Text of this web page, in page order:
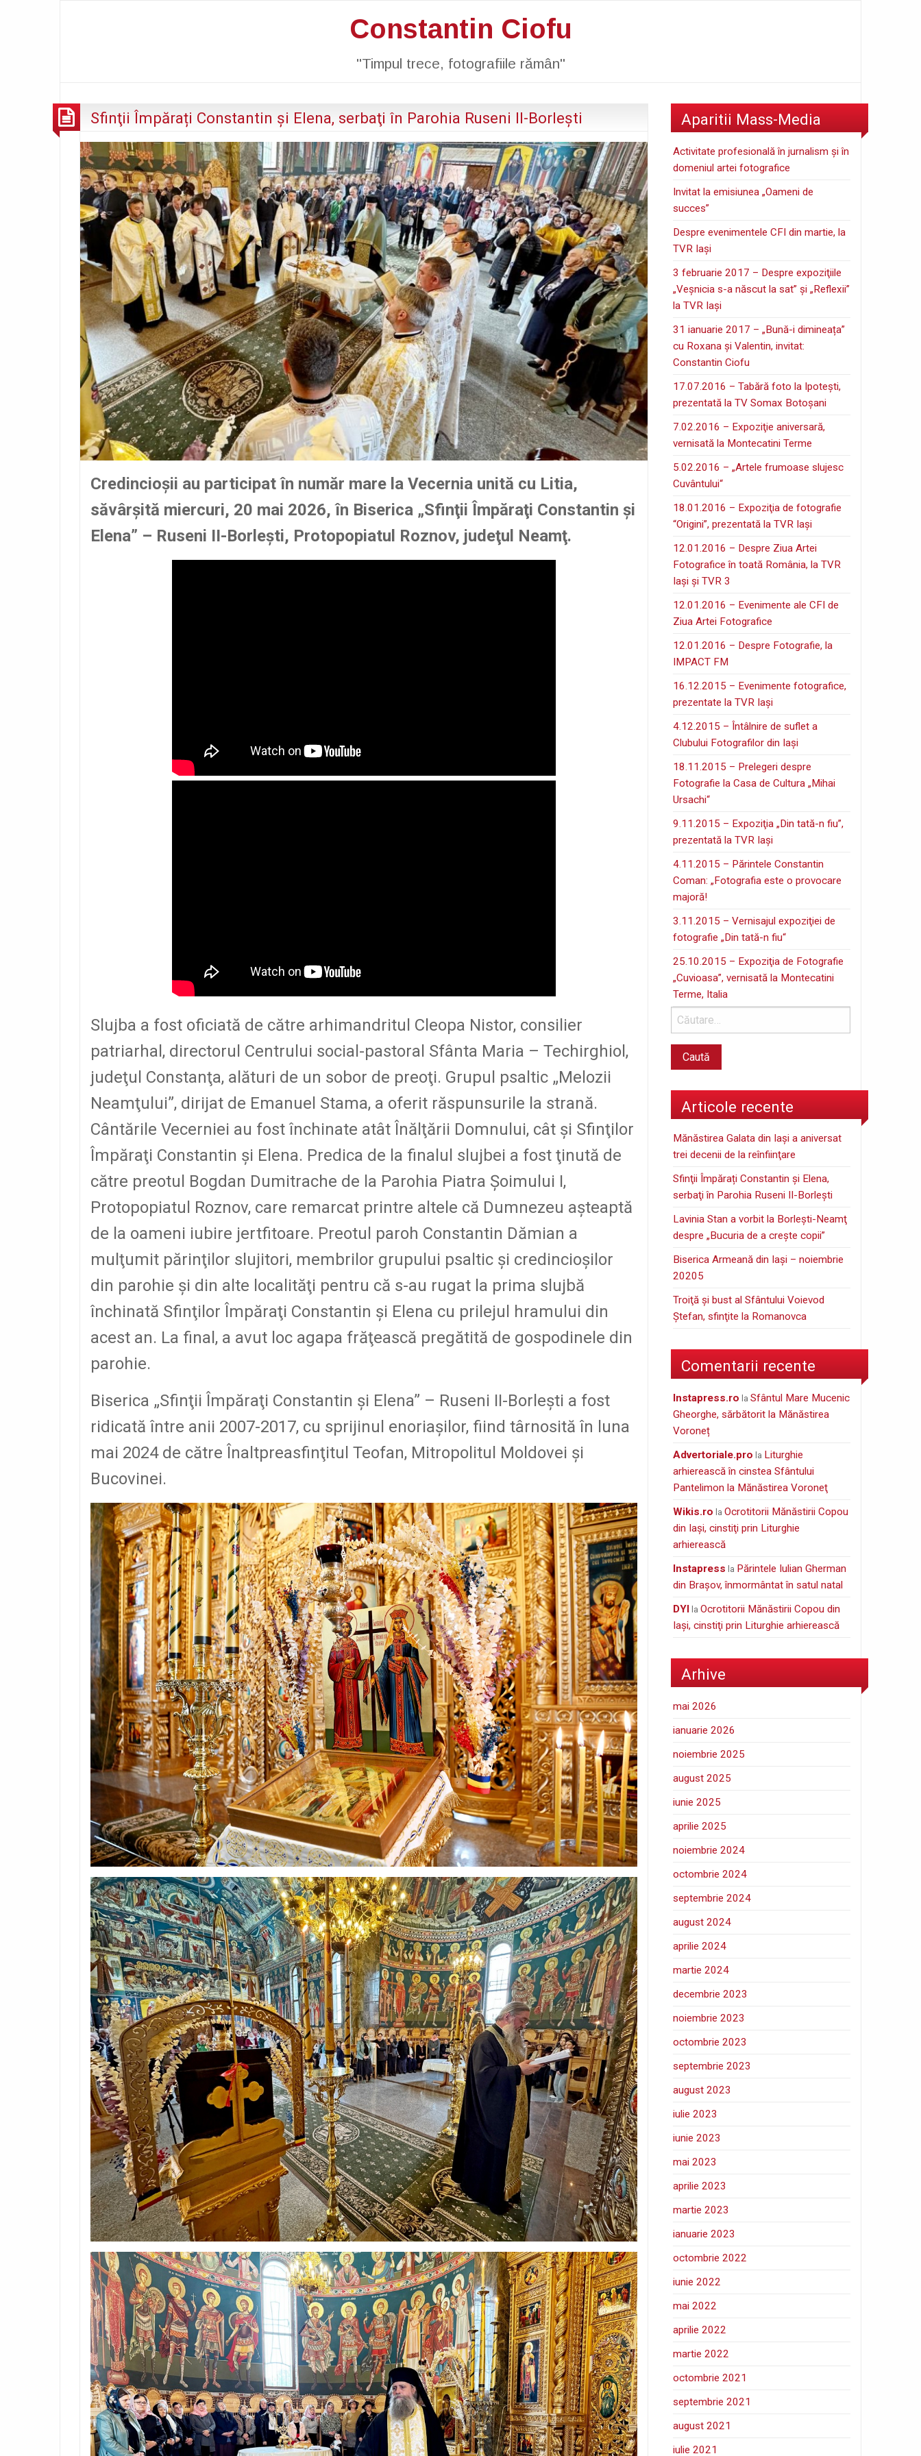
Constantin Ciofu
"Timpul trece, fotografiile rămân"
Sfinţii Împărați Constantin și Elena, serbaţi în Parohia Ruseni II-Borleşti
Credincioşii au participat în număr mare la Vecernia unită cu Litia,
săvârşită miercuri, 20 mai 2026, în Biserica „Sfinţii Împăraţi Constantin şi
Elena” – Ruseni II-Borleşti, Protopopiatul Roznov, judeţul Neamţ.
Slujba a fost oficiată de către arhimandritul Cleopa Nistor, consilier
patriarhal, directorul Centrului social-pastoral Sfânta Maria – Techirghiol,
judeţul Constanţa, alături de un sobor de preoţi. Grupul psaltic „Melozii
Neamţului”, dirijat de Emanuel Stama, a oferit răspunsurile la strană.
Cântările Vecerniei au fost închinate atât Înălţării Domnului, cât şi Sfinţilor
Împăraţi Constantin şi Elena. Predica de la finalul slujbei a fost ţinută de
către preotul Bogdan Dumitrache de la Parohia Piatra Şoimului I,
Protopopiatul Roznov, care remarcat printre altele că Dumnezeu aşteaptă
de la oameni iubire jertfitoare. Preotul paroh Constantin Dămian a
mulţumit părinţilor slujitori, membrilor grupului psaltic şi credincioşilor
din parohie şi din alte localităţi pentru că s-au rugat la prima slujbă
închinată Sfinţilor Împăraţi Constantin şi Elena cu prilejul hramului din
acest an. La final, a avut loc agapa frăţească pregătită de gospodinele din
parohie.
Biserica „Sfinţii Împăraţi Constantin şi Elena” – Ruseni II-Borleşti a fost
ridicată între anii 2007-2017, cu sprijinul enoriaşilor, fiind târnosită în luna
mai 2024 de către Înaltpreasfinţitul Teofan, Mitropolitul Moldovei şi
Bucovinei.
Aparitii Mass-Media
Activitate profesională în jurnalism şi în
domeniul artei fotografice
Invitat la emisiunea „Oameni de
succes”
Despre evenimentele CFI din martie, la
TVR Iaşi
3 februarie 2017 – Despre expoziţiile
„Veşnicia s-a născut la sat” şi „Reflexii”
la TVR Iaşi
31 ianuarie 2017 – „Bună-i dimineața”
cu Roxana și Valentin, invitat:
Constantin Ciofu
17.07.2016 – Tabără foto la Ipoteşti,
prezentată la TV Somax Botoşani
7.02.2016 – Expoziţie aniversară,
vernisată la Montecatini Terme
5.02.2016 – „Artele frumoase slujesc
Cuvântului“
18.01.2016 – Expoziţia de fotografie
“Origini”, prezentată la TVR Iaşi
12.01.2016 – Despre Ziua Artei
Fotografice în toată România, la TVR
Iaşi şi TVR 3
12.01.2016 – Evenimente ale CFI de
Ziua Artei Fotografice
12.01.2016 – Despre Fotografie, la
IMPACT FM
16.12.2015 – Evenimente fotografice,
prezentate la TVR Iaşi
4.12.2015 – Întâlnire de suflet a
Clubului Fotografilor din Iaşi
18.11.2015 – Prelegeri despre
Fotografie la Casa de Cultura „Mihai
Ursachi“
9.11.2015 – Expoziţia „Din tată-n fiu”,
prezentată la TVR Iaşi
4.11.2015 – Părintele Constantin
Coman: „Fotografia este o provocare
majoră!
3.11.2015 – Vernisajul expoziţiei de
fotografie „Din tată-n fiu“
25.10.2015 – Expoziţia de Fotografie
„Cuvioasa”, vernisată la Montecatini
Terme, Italia
Articole recente
Mănăstirea Galata din Iaşi a aniversat
trei decenii de la reînfiinţare
Sfinţii Împărați Constantin și Elena,
serbaţi în Parohia Ruseni II-Borleşti
Lavinia Stan a vorbit la Borleşti-Neamţ
despre „Bucuria de a creşte copii”
Biserica Armeană din Iași – noiembrie
20205
Troiţă şi bust al Sfântului Voievod
Ştefan, sfinţite la Romanovca
Comentarii recente
instapress.ro laSfântul Mare Mucenic
Gheorghe, sărbătorit la Mănăstirea
Voroneț
Advertoriale.pro la Liturghie
arhierească în cinstea Sfântului
Pantelimon la Mănăstirea Voroneţ
wikis.ro laOcrotitorii Mănăstirii Copou
din Iaşi, cinstiţi prin Liturghie
arhierească
Instapress la Părintele Iulian Gherman
din Braşov, înmormântat în satul natal
DYI laOcrotitorii Mănăstirii Copou din
Iaşi, cinstiţi prin Liturghie arhierească
Arhive
mai 2026
ianuarie 2026
noiembrie 2025
august 2025
iunie 2025
aprilie 2025
noiembrie 2024
octombrie 2024
septembrie 2024
august 2024
aprilie 2024
martie 2024
decembrie 2023
noiembrie 2023
octombrie 2023
septembrie 2023
august 2023
iulie 2023
iunie 2023
mai 2023
aprilie 2023
martie 2023
ianuarie 2023
octombrie 2022
iunie 2022
mai 2022
aprilie 2022
martie 2022
octombrie 2021
septembrie 2021
august 2021
iulie 2021